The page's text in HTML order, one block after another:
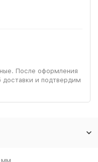
После оформления
доставки и подтвердим
мм